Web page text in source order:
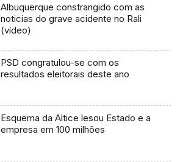
Albuquerque constrangido com as
noticias do grave acidente no Rali
(vídeo)
PSD congratulou-se com os
resultados eleitorais deste ano
Esquema da Altice lesou Estado e a
empresa em 100 milhões